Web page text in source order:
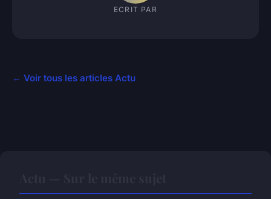
ECRIT PAR
← Voir tous les articles Actu